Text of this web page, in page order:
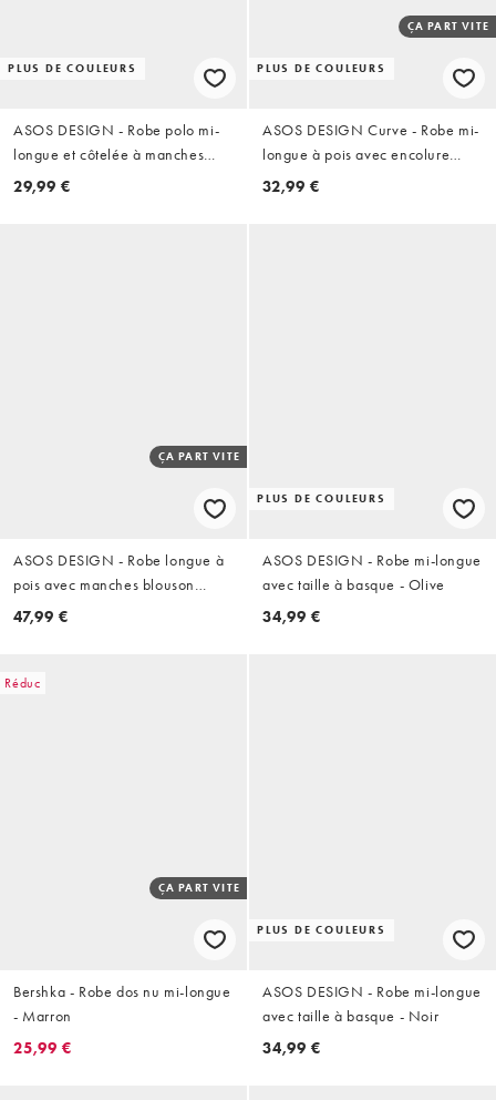
PLUS DE COULEURS
ASOS DESIGN - Robe polo mi-
longue et côtelée à manches
courtes - Chocolat
29,99 €
PLUS DE COULEURS
ÇA PART VITE
ASOS DESIGN Curve - Robe mi-
longue à pois avec encolure
carrée et surpiqûres - Noir et
32,99 €
ÇA PART VITE
ASOS DESIGN - Robe longue à
pois avec manches blouson
longues - Chocolat et bleu
47,99 €
PLUS DE COULEURS
ASOS DESIGN - Robe mi-longue
avec taille à basque - Olive
34,99 €
Réduc
ÇA PART VITE
Bershka - Robe dos nu mi-longue
- Marron
25,99 €
PLUS DE COULEURS
ASOS DESIGN - Robe mi-longue
avec taille à basque - Noir
34,99 €